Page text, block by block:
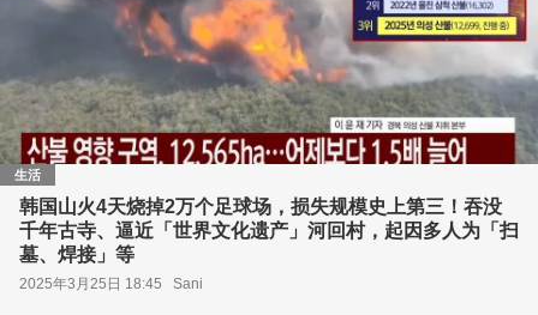
生活
韩国山火4天烧掉2万个足球场，损失规模史上第三！吞没
千年古寺、逼近「世界文化遗产」河回村，起因多人为「扫
墓、焊接」等
2025年3月25日 18:45 Sani